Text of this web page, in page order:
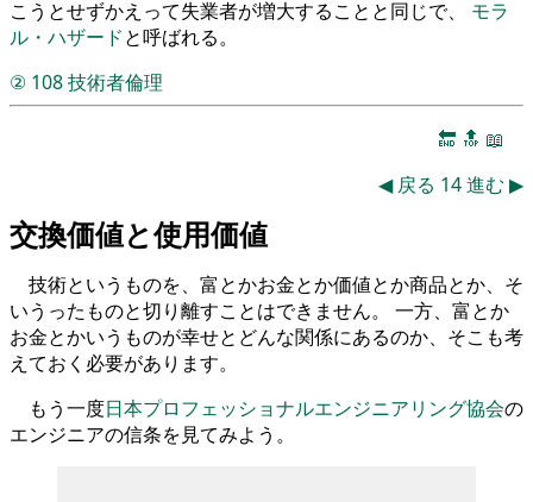
こうとせずかえって失業者が増大することと同じで、 モラ
ル・ハザードと呼ばれる。
② 108技術者倫理
🔚 🔝 📖
◀ 戻る 14進む ▶
交換価値と使用価値
技術というものを、富とかお金とか価値とか商品とか、そ
いうったものと切り離すことはできません。 一方、富とか
お金とかいうものが幸せとどんな関係にあるのか、そこも考
えておく必要があります。
もう一度日本プロフェッショナルエンジニアリング協会の
エンジニアの信条を見てみよう。